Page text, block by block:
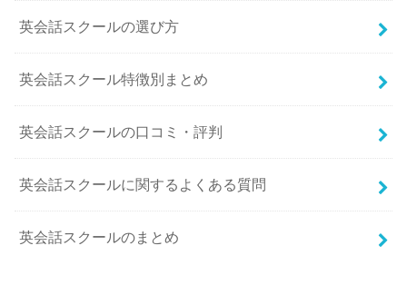
英会話スクールの選び方
英会話スクール特徴別まとめ
英会話スクールの口コミ・評判
英会話スクールに関するよくある質問
英会話スクールのまとめ